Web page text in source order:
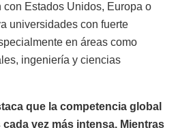
con Estados Unidos, Europa o
universidades con fuerte
en áreas como
ingeniería y ciencias
que la competencia global
vez más intensa. Mientras